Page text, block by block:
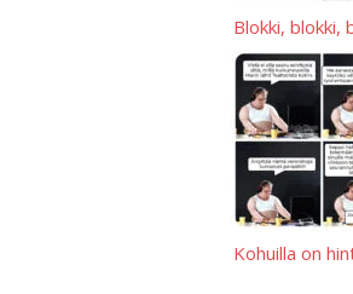
Blokki, blokki,
Kohuilla on